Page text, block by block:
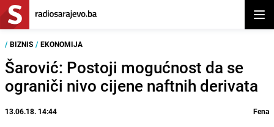
/ BIZNIS / EKONOMIJA
Šarović: Postoji mogućnost da se
ograniči nivo cijene naftnih derivata
13.06.18. 14:44 Fena